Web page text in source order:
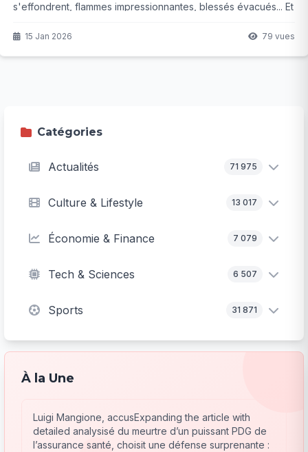
s'effondrent, flammes impressionnantes, blessés évacués... Et
glaçant de cette catastrophe inattendue...
15 Jan 2026 79 vues
Catégories
Actualités 71 975
Culture & Lifestyle 13 017
Économie & Finance 7 079
Tech & Sciences 6 507
Sports 31 871
À la Une
Luigi Mangione, accusExpanding the article with
detailed analysisé du meurtre d’un puissant PDG de
l’assurance santé, choisit une défense surprenante :